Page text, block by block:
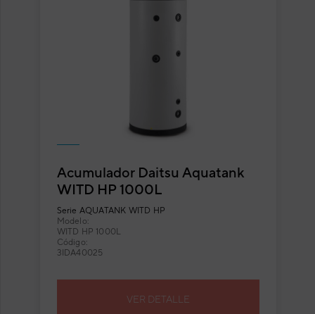
Acumulador Daitsu Aquatank
WITD HP 1000L
Serie AQUATANK WITD HP
Modelo:
WITD HP 1000L
Código:
3IDA40025
VER DETALLE